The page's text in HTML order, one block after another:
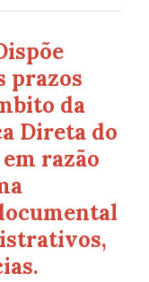
prazos
da
Direta do
razão